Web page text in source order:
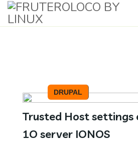
Trusted Host settings
1O server IONOS
DRUPAL